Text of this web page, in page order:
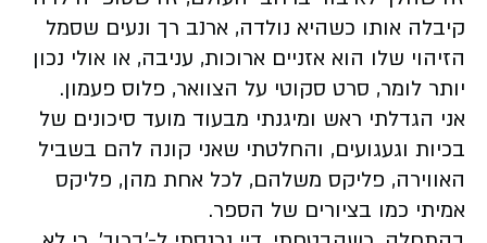
קיבלה אותו כשהיא נולדה, ארנב רך ונעים שסמל
הזיהוי שלו הוא אזניים ארוכות, עניבה, או אולי נכון
יותר לומר, סרט סקוטי על הצוואר, פלוס פעמון.
אני הגדלתי ראש ומיגנתי מבעוד מועד סיכונים של
בכיות וגעגועים, והחלטתי שאני קונה להם בשביל
האווירה, פליקס משלהם, לכל אחת מהן, פליקס
אמיתי כמו בציורים של הספר.